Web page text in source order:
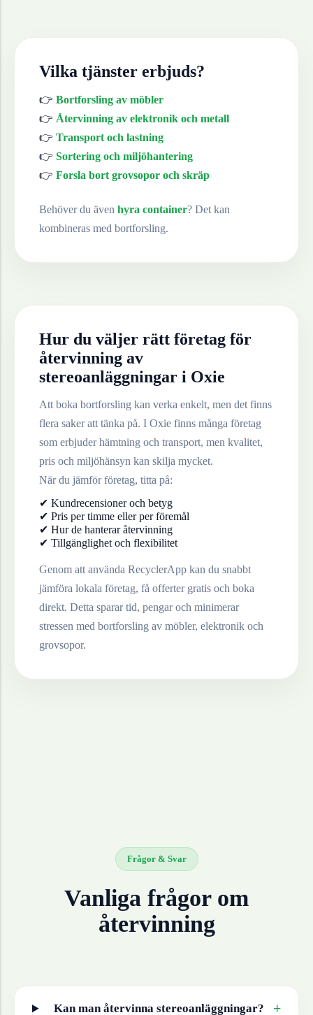
Vilka tjänster erbjuds?
👉 Bortforsling av möbler
👉 Återvinning av elektronik och metall
👉 Transport och lastning
👉 Sortering och miljöhantering
👉 Forsla bort grovsopor och skräp
Behöver du även hyra container? Det kan
kombineras med bortforsling.
Hur du väljer rätt företag för
återvinning av
stereoanläggningar i Oxie
Att boka bortforsling kan verka enkelt, men det finns
flera saker att tänka på. I Oxie finns många företag
som erbjuder hämtning och transport, men kvalitet,
pris och miljöhänsyn kan skilja mycket.
När du jämför företag, titta på:
✔ Kundrecensioner och betyg
✔ Pris per timme eller per föremål
✔ Hur de hanterar återvinning
✔ Tillgänglighet och flexibilitet
Genom att använda RecyclerApp kan du snabbt
jämföra lokala företag, få offerter gratis och boka
direkt. Detta sparar tid, pengar och minimerar
stressen med bortforsling av möbler, elektronik och
grovsopor.
Frågor & Svar
Vanliga frågor om
återvinning
Kan man återvinna stereoanläggningar? +